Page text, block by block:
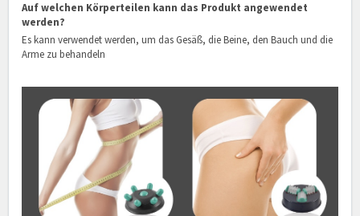
Auf welchen Körperteilen kann das Produkt angewendet
werden?
Es kann verwendet werden, um das Gesäß, die Beine, den Bauch und die
Arme zu behandeln